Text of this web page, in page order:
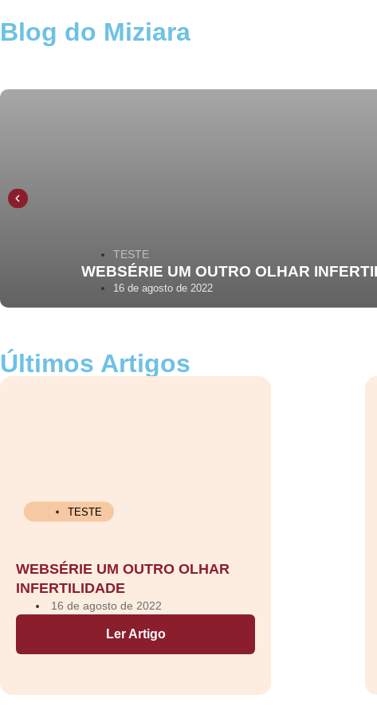
Blog do Miziara
TESTE
WEBSÉRIE UM OUTRO OLHAR
16 de agosto de 2022
Últimos Artigos
TESTE
WEBSÉRIE UM OUTRO OLHAR
INFERTILIDADE
16 de agosto de 2022
Ler Artigo